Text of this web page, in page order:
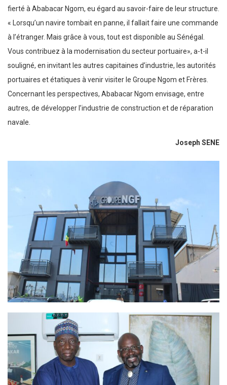
fierté à Ababacar Ngom, eu égard au savoir-faire de leur structure.
« Lorsqu’un navire tombait en panne, il fallait faire une commande
à l’étranger. Mais grâce à vous, tout est disponible au Sénégal.
Vous contribuez à la modernisation du secteur portuaire», a-t-il
souligné, en invitant les autres capitaines d’industrie, les autorités
portuaires et étatiques à venir visiter le Groupe Ngom et Frères.
Concernant les perspectives, Ababacar Ngom envisage, entre
autres, de développer l’industrie de construction et de réparation
navale.
Joseph SENE